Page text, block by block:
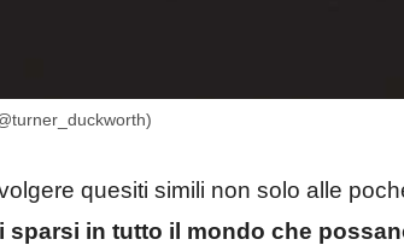
quesiti simili non solo alle
sparsi in tutto il mondo che